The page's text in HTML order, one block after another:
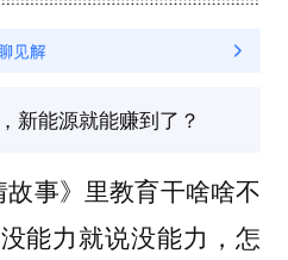
新能源就能赚到了？
事》里教育干啥啥不
能力就说没能力，怎